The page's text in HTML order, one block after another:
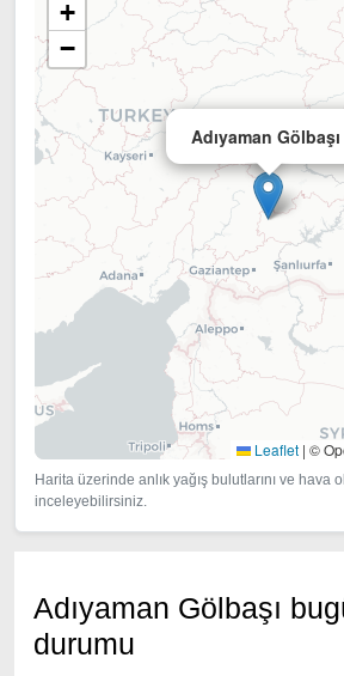
Adıyaman Gölbaşı
+
−
Leaflet | ©
Harita üzerinde anlık yağış bulutlarını ve hava
inceleyebilirsiniz.
Adıyaman Gölbaşı
durumu